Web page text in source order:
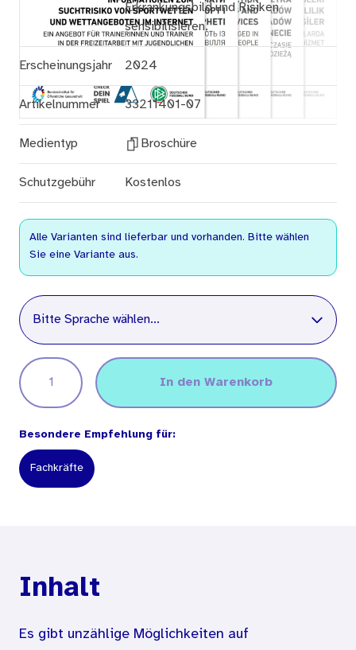
Erkrankungsbild und Risiken
sensibilisieren.
Erscheinungsjahr 2024
Artikelnummer 33211401-07
Medientyp Broschüre
Schutzgebühr Kostenlos
Alle Varianten sind lieferbar und vorhanden. Bitte wählen
Sie eine Variante aus.
Sprache
Bitte Sprache wählen...
In den Warenkorb
Besondere Empfehlung für:
Fachkräfte
Inhalt
Es gibt unzählige Möglichkeiten auf